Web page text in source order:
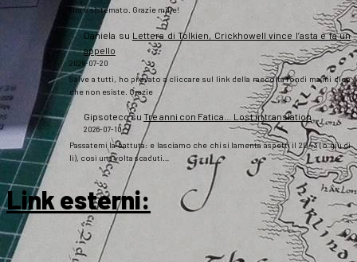
Ora è sistemato. Grazie mille!
Daniela su Lettera di Tolkien, Crickhowell vince l’asta e fa un
appello
2026-07-20
Salve a tutti, ho provato a cliccare sul link della raccolta fondi ma mi dice
che non esiste. Grazie
Gipsotecosu Tre anni con Fatica… Lost in translation
2026-07-10
Passatemi la battuta: e lasciamo che chi si lamenta aspetti il 2043 (o giù di
lì), così una volta scaduti…
Link esterni: